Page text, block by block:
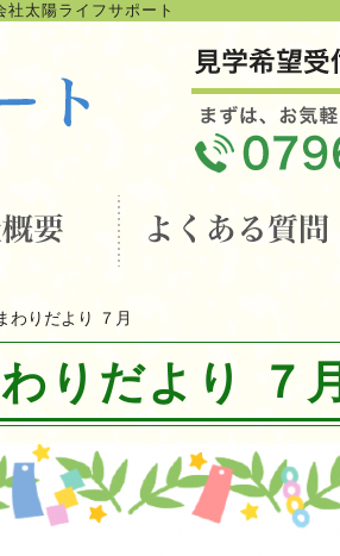
太陽ライフサポート
りだより ７月
りだより ７月